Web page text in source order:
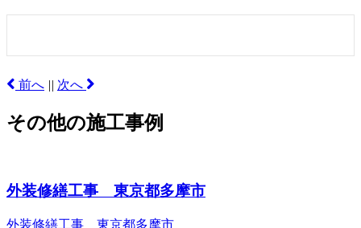
前へ || 次へ
その他の施工事例
外装修繕工事 東京都多摩市
外装修繕工事 東京都多摩市